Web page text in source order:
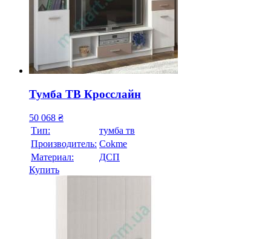
Тумба ТВ Кросслайн
50 068 ₴
Тип:
тумба тв
Производитель: Cokme
Материал:
ДСП
Купить